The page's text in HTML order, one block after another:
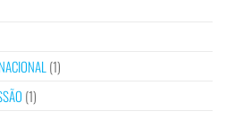
(1)
(1)